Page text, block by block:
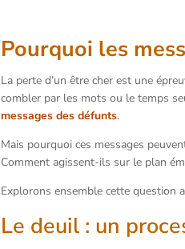
Pourquoi les
La perte d’un être cher est une
combler par les mots ou le temps
messages des défunts.
Mais pourquoi ces messages
Comment agissent-ils sur le plan
Explorons ensemble cette question
Le deuil : un